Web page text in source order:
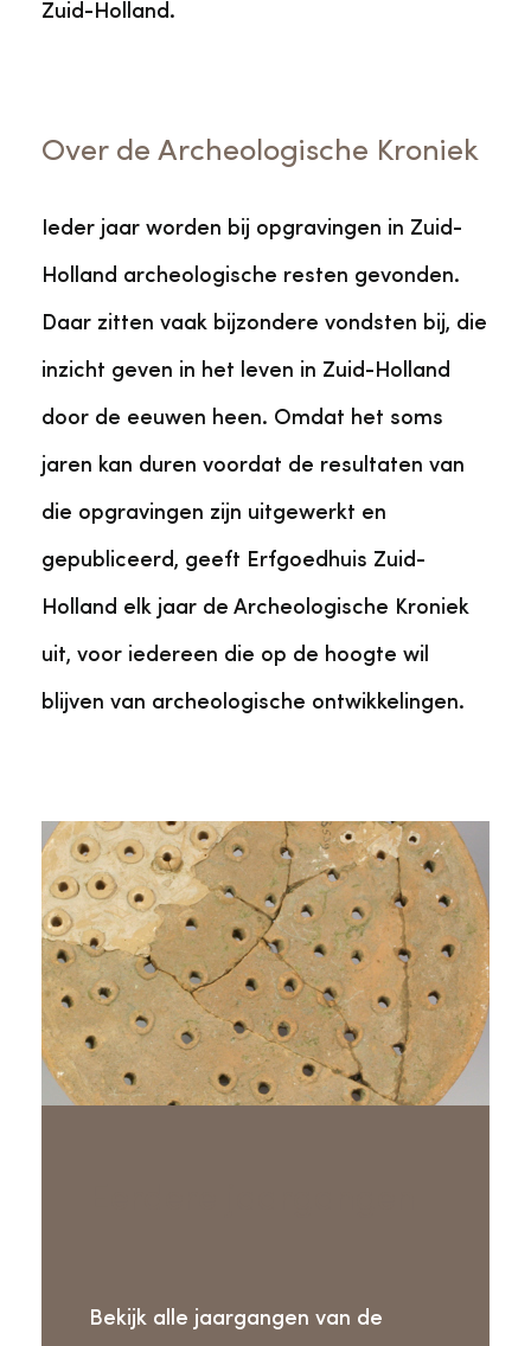
Zuid-Holland.
Over de Archeologische Kroniek
Ieder jaar worden bij opgravingen in Zuid-
Holland archeologische resten gevonden.
Daar zitten vaak bijzondere vondsten bij, die
inzicht geven in het leven in Zuid-Holland
door de eeuwen heen. Omdat het soms
jaren kan duren voordat de resultaten van
die opgravingen zijn uitgewerkt en
gepubliceerd, geeft Erfgoedhuis Zuid-
Holland elk jaar de Archeologische Kroniek
uit, voor iedereen die op de hoogte wil
blijven van archeologische ontwikkelingen.
Bekijk alle jaargangen van de